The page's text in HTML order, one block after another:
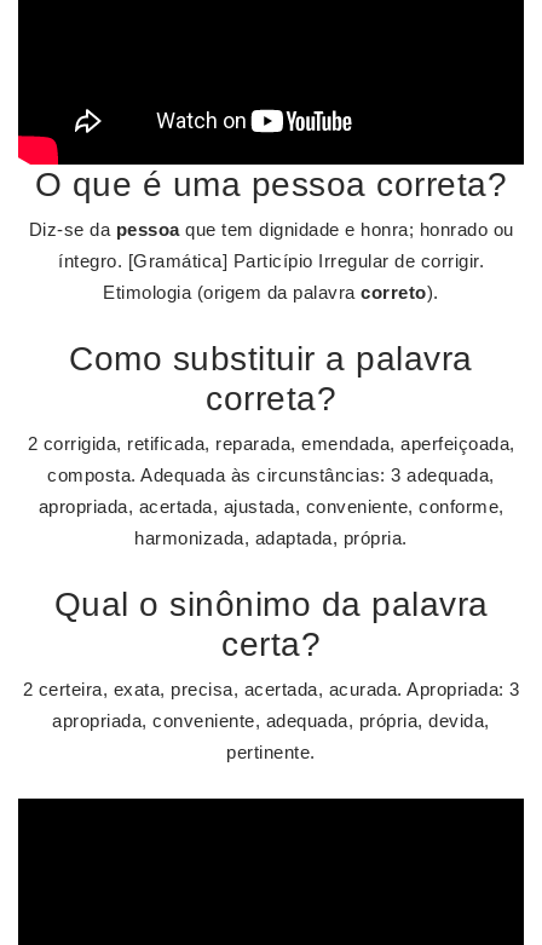
O que é uma pessoa correta?
Diz-se da pessoaque tem dignidade e honra; honrado ou
íntegro. [Gramática] Particípio Irregular de corrigir.
Etimologia (origem da palavracorreto).
Como substituir a palavra
correta?
2 corrigida, retificada, reparada, emendada, aperfeiçoada,
composta. Adequada às circunstâncias: 3 adequada,
apropriada, acertada, ajustada, conveniente, conforme,
harmonizada, adaptada, própria.
Qual o sinônimo da palavra
certa?
2 certeira, exata, precisa, acertada, acurada. Apropriada: 3
apropriada, conveniente, adequada, própria, devida,
pertinente.